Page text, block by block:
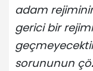
adam
gerici bir
sorununun